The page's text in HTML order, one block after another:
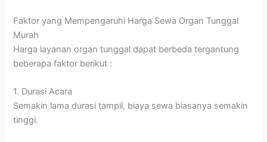
Faktor yang Mempengaruhi Harga Sewa Organ Tunggal
Murah
Harga layanan organ tunggal dapat berbeda tergantung
beberapa faktor berikut :
1. Durasi Acara
Semakin lama durasi tampil, biaya sewa biasanya semakin
tinggi.